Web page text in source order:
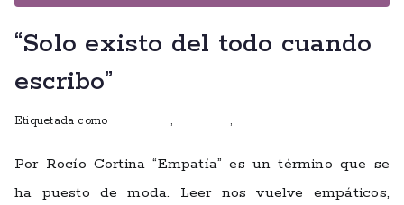
“Solo existo del todo cuando
escribo”
Etiquetada como , ,
Por Rocío Cortina “Empatía” es un término que se
ha puesto de moda. Leer nos vuelve empáticos,